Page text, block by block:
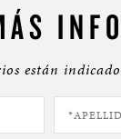
están